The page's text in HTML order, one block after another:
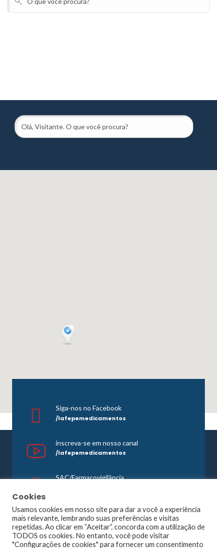
Siga-nos no Facebook
/lafepemedicamentos
inscreva-se em nosso canal
/lafepemedicamentos
SAC/Farmacovigilância
©1965 - 2026 Todos os direitos reservados. Lafepe |
Wordpress Optimized byAgência Planner
Cookies
Usamos cookies em nosso site para dar a você a experiência
mais relevante, lembrando suas preferências e visitas
repetidas. Ao clicar em “Aceitar”, concorda com a utilização de
TODOS os cookies. No entanto, você pode visitar
"Configurações de cookies" para fornecer um consentimento